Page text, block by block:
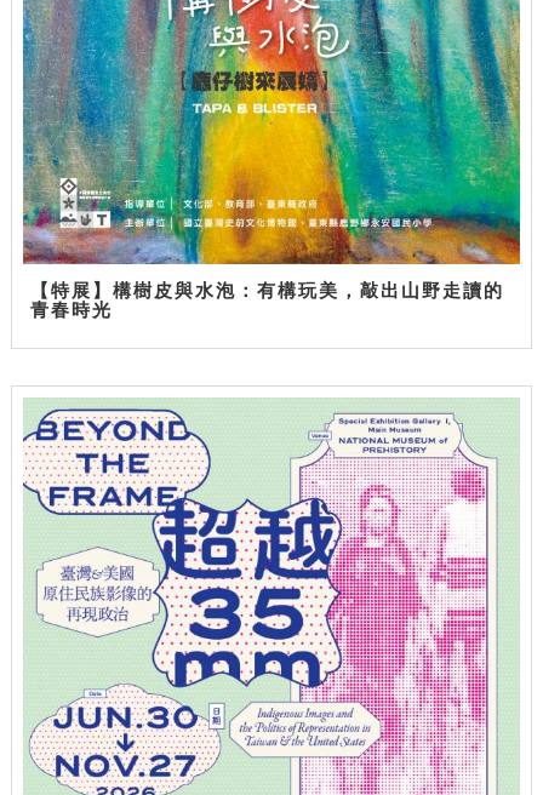
【特展】構樹皮與水泡：有構玩美，敲出山野走讀的
青春時光